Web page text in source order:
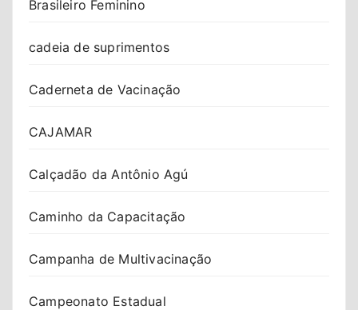
Brasileiro Feminino
cadeia de suprimentos
Caderneta de Vacinação
CAJAMAR
Calçadão da Antônio Agú
Caminho da Capacitação
Campanha de Multivacinação
Campeonato Estadual